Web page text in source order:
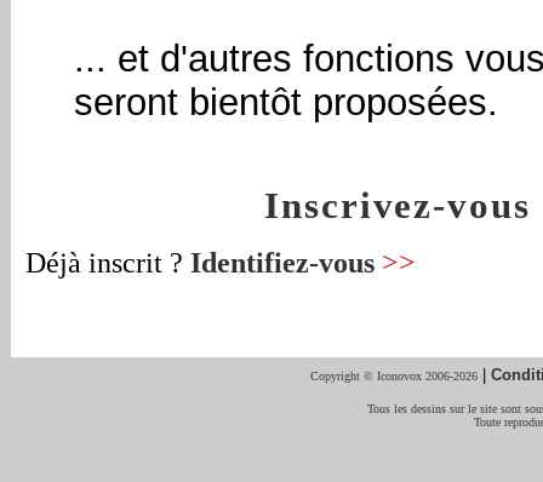
... et d'autres fonctions
seront bientôt proposées.
Inscrivez-vous
Déjà inscrit ? Identifiez-vous >>
Copyright © Iconovox 2006-2026 |
Tous les dessins sur le site sont
Toute